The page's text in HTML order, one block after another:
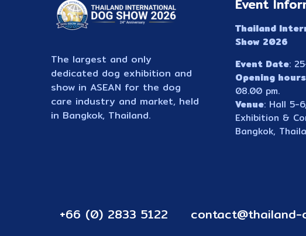
The largest and only
dedicated dog exhibition and
show in ASEAN for the dog
care industry and market, held
in Bangkok, Thailand.
Event
Thailand
Show 2026
Event Date:
Opening hours
08.00 pm.
Venue: Hall 5-
Exhibition &
Bangkok,
+66 (0) 2833 5122 contact@thailand-